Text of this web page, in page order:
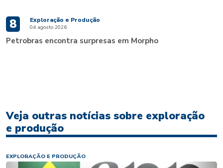
8 Exploração e Produção
04 agosto 2026
Petrobras encontra surpresas em Morpho
Veja outras notícias sobre exploração
e produção
EXPLORAÇÃO E PRODUÇÃO